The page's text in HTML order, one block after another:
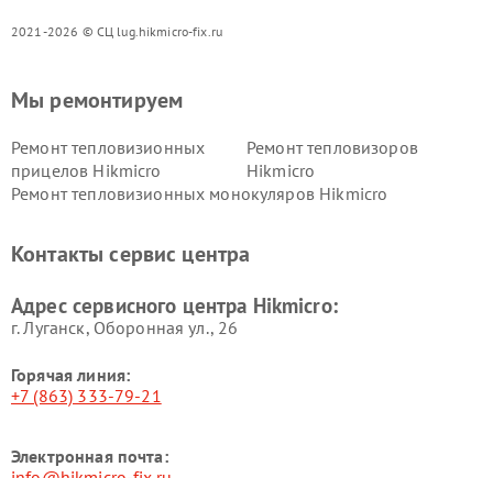
2021-2026 © СЦ lug.hikmicro-fix.ru
Мы ремонтируем
Ремонт тепловизионных
прицелов Hikmicro
Ремонт тепловизоров
Hikmicro
Ремонт тепловизионных монокуляров Hikmicro
Контакты сервис центра
Адрес сервисного центра Hikmicro:
г. Луганск, Оборонная ул., 26
Горячая линия:
+7 (863) 333-79-21
Электронная почта: